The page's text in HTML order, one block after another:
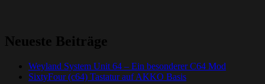
Neueste Beiträge
Weyland System Unit 64 – Ein besonderer C64 Mod
SixtyFour (c64) Tastatur auf AKKO Basis